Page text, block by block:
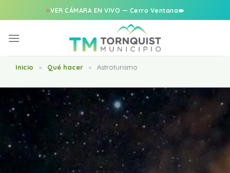
VER CÁMARA EN VIVO — Cerro Ventana
Inicio » Qué hacer » Astroturismo